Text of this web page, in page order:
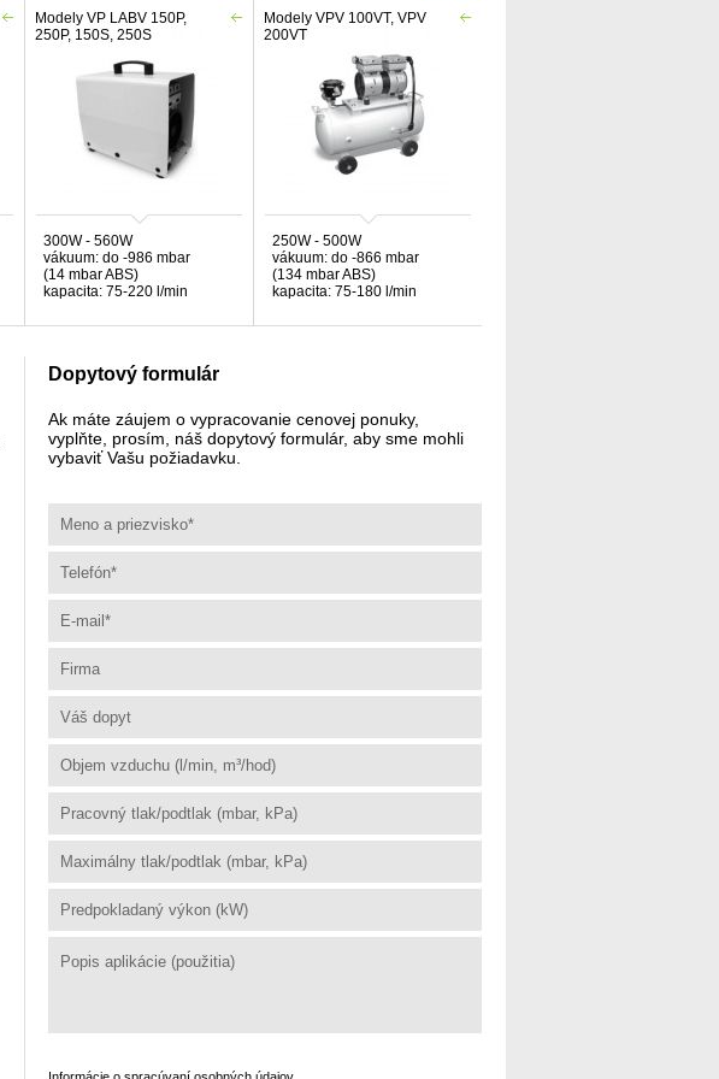
Modely VP LABV 150P,
250P, 150S, 250S
300W - 560W
vákuum: do -986 mbar
(14 mbar ABS)
kapacita: 75-220 l/min
Modely VPV 100VT, VPV
200VT
250W - 500W
vákuum: do -866 mbar
(134 mbar ABS)
kapacita: 75-180 l/min
Dopytový formulár
Ak máte záujem o vypracovanie cenovej ponuky,
vyplňte, prosím, náš dopytový formulár, aby sme mohli
vybaviť Vašu požiadavku.